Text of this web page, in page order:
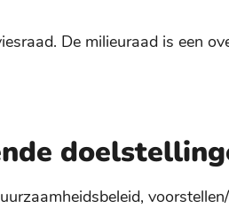
De milieuraad is een